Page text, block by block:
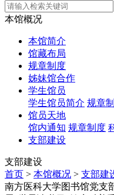
本馆概况
本馆简介
馆藏布局
规章制度
姊妹馆合作
学生馆员
学生馆员简介 规章
馆员天地
馆内通知 规章制度
支部建设
支部建设
首页 > 本馆概况 > 支部建
南方医科大学图书馆党支